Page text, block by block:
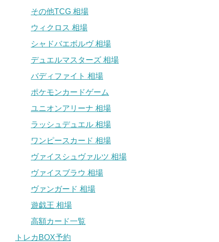
その他TCG 相場
ウィクロス 相場
シャドバエボルヴ 相場
デュエルマスターズ 相場
バディファイト 相場
ポケモンカードゲーム
ユニオンアリーナ 相場
ラッシュデュエル 相場
ワンピースカード 相場
ヴァイスシュヴァルツ 相場
ヴァイスブラウ 相場
ヴァンガード 相場
遊戯王 相場
高額カード一覧
トレカBOX予約